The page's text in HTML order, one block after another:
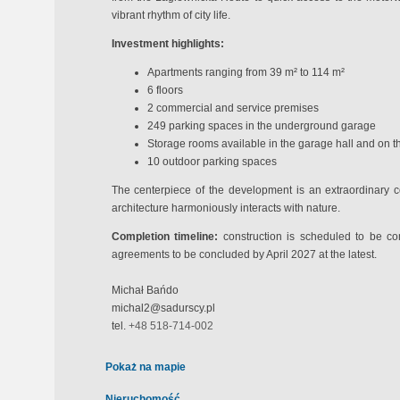
vibrant rhythm of city life.
Investment highlights:
Apartments ranging from 39 m² to 114 m²
6 floors
2 commercial and service premises
249 parking spaces in the underground garage
Storage rooms available in the garage hall and on
10 outdoor parking spaces
The centerpiece of the development is an extraordinary
architecture harmoniously interacts with nature.
Completion timeline: construction is scheduled to be
agreements to be concluded by April 2027 at the latest.
Michał Bańdo
michal2@sadurscy.pl
tel. +48 518-714-002
Pokaż na mapie